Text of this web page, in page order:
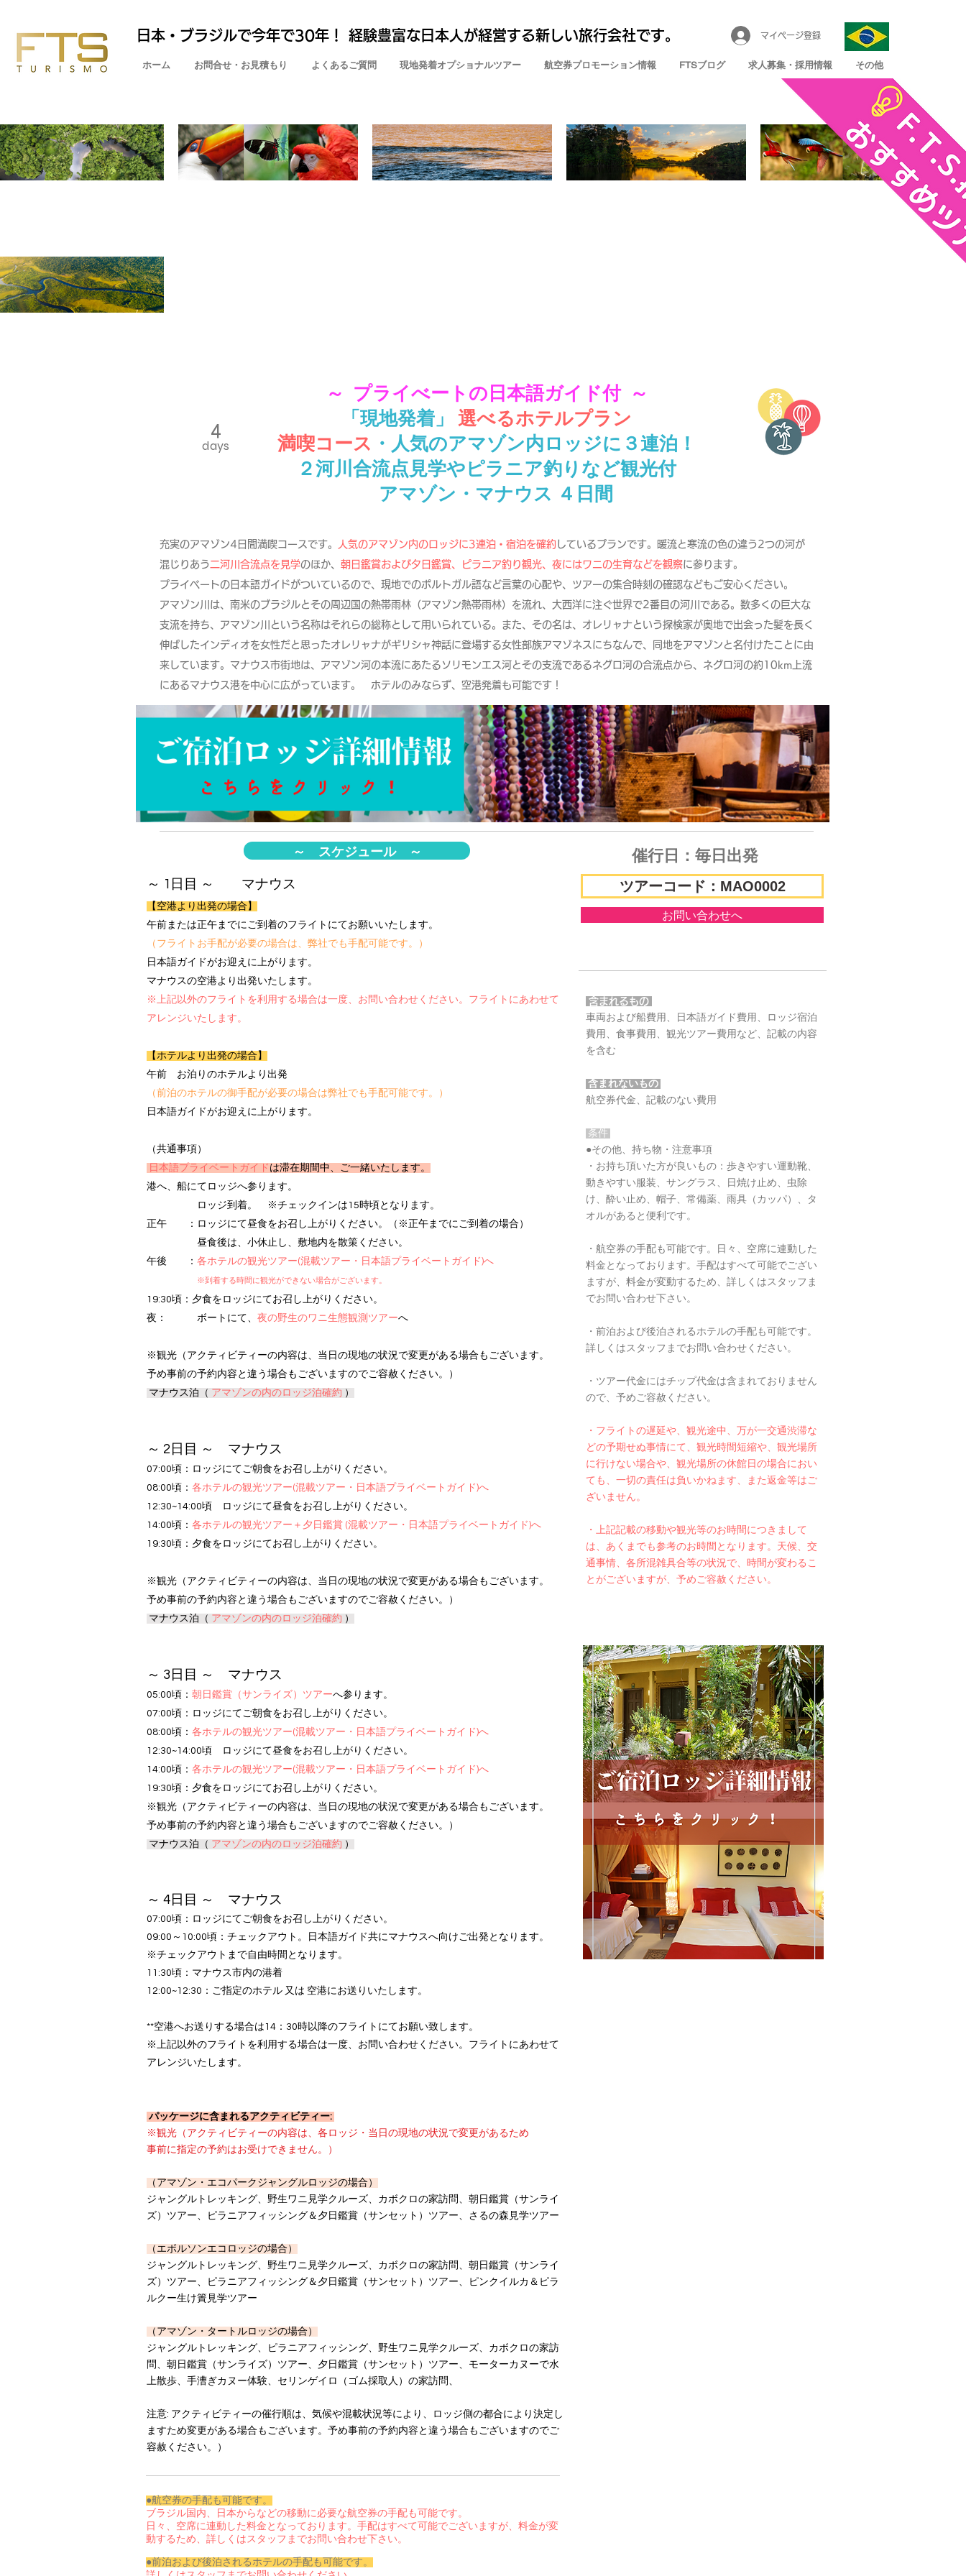
日本・ブラジルで今年で30年！ 経験豊富な日本人が経営する新しい旅行会社です。 マイページ登録
ホーム お問合せ・お見積もり よくあるご質問 現地発着オプショナルツアー 航空券プロモーション情報 FTSブログ 求人募集・採用情報 その他
～ プライべートの日本語ガイド付 ～
「現地発着」 選べるホテルプラン
満喫コース ・人気のアマゾン内ロッジに３連泊！
２河川合流点見学やピラニア釣りなど観光付
アマゾン・マナウス ４日間
4
days
充実のアマゾン4日間満喫コースです。 人気のアマゾン内のロッジに3連泊・宿泊を確約
しているプランです。暖流と寒流の色の違う2つの河が
混じりあう 二河川合流点を見学のほか、 朝日鑑賞および夕日鑑賞、ピラニア釣り観光、夜にはワニの生育などを観察に参ります。
プライベートの日本語ガイドがついているので、現地でのポルトガル語など言葉の心配や、ツアーの集合時刻の確認などもご安心ください。
アマゾン川は、 南米のブラジルとその周辺国の熱帯雨林 （アマゾン熱帯雨林）を流れ、 大西洋に注ぐ世界で2番目の河川 である。数多くの巨大な
支流を持ち、アマゾン川という名称はそれらの総称として用いられている。また、その名は、オレリャナという探検家が奥地で出会った髪を長く
伸ばしたインディオを女性だと思ったオレリャナがギリシャ神話に登場する女性部族アマゾネスにちなんで、同地をアマゾンと名付けたことに由
来しています。マナウス市街地は、アマゾン河の本流にあたるソリモンエス河とその支流であるネグロ河の合流点から、ネグロ河の約10km上流
にあるマナウス港を中心に広がっています。 ホテルのみならず、空港発着も可能です！
～ 1日目 ～ マナウス
【空港より出発の場合】
午前または正午までにご到着のフライトにてお願いいたします。
（フライトお手配が必要の場合は、弊社でも手配可能です。）
日本語ガイドがお迎えに上がります。
マナウスの空港より出発いたします。
※上記以外のフライトを利用する場合は一度、お問い合わせください。フライトにあわせて
アレンジいたします。
【ホテルより出発の場合】
午前 お泊りのホテルより出発
（前泊のホテルの御手配が必要の場合は弊社でも手配可能です。）
日本語ガイドがお迎えに上がります。
​（共通事項）
日本語プライベートガイド は滞在期間中、ご一緒いたします。
港へ、船にてロッジへ参ります。
ロッジ到着。 ※チェックインは15時頃となります。
正午 ：ロッジにて昼食をお召し上がりください。（※正午までにご到着の場合）
昼食後は、小休止し、敷地内を散策ください。
午後 ： 各ホテルの観光ツアー(混載ツアー・日本語プライベートガイド)へ
※到着する時間に観光ができない場合がございます。
19:30頃：夕食をロッジにてお召し上がりください。
夜： ボートにて、 夜の野生のワニ生態観測ツアーへ
※観光（アクティビティーの内容は、当日の現地の状況で変更がある場合もございます。
予め事前の予約内容と違う場合もございますのでご容赦ください。
）
マナウス泊（ アマゾンの内のロッジ泊確約 ）
～ 2日目 ～ マナウス
07:00頃：ロッジにてご朝食をお召し上がりください。
08:00頃： 各ホテルの観光ツアー(混載ツアー・日本語プライベートガイド)へ
12:30~14:00頃 ロッジにて昼食をお召し上がりください。
14:00頃： 各ホテルの観光ツアー＋夕日鑑賞 (混載ツアー・日本語プライベートガイド)へ
19:30頃：夕食をロッジにてお召し上がりください。
※観光（アクティビティーの内容は、当日の現地の状況で変更がある場合もございます。
予め事前の予約内容と違う場合もございますのでご容赦ください。
）
マナウス泊（ アマゾンの内のロッジ泊確約 ）
～ 3日目 ～ マナウス
05:00頃： 朝日鑑賞（サンライズ）ツアーへ参ります。
07:00頃：ロッジにてご朝食をお召し上がりください。
08:00頃： 各ホテルの観光ツアー(混載ツアー・日本語プライベートガイド)へ
12:30~14:00頃 ロッジにて昼食をお召し上がりください。
14:00頃： 各ホテルの観光ツアー(混載ツアー・日本語プライベートガイド)へ
19:30頃：夕食をロッジにてお召し上がりください。
※観光（アクティビティーの内容は、当日の現地の状況で変更がある場合もございます。
予め事前の予約内容と違う場合もございますのでご容赦ください。
）
マナウス泊（ アマゾンの内のロッジ泊確約 ）
～ 4 日目 ～ マナウス
07:00頃：ロッジにてご朝食をお召し上がりください。
09:00～10:00頃：チェックアウト。日本語ガイド共にマナウスへ向けご出発となります。
※チェックアウトまで自由時間となります。
11:30頃：マナウス市内の港着
12:00~12:30：ご指定のホテル 又は 空港にお送りいたします。
**空港へお送りする場合は14：30時以降のフライトにてお願い致します。
※上記以外のフライトを利用する場合は一度、お問い合わせください。フライトにあわせて
アレンジいたします。
パッケージに含まれるアクティビティー:
※観光（アクティビティーの内容は、各ロッジ・当日の現地の状況で変更があるため
事前に指定の予約はお受けできません。）
（アマゾン・エコパークジャングルロッジの場合）
ジャングルトレッキング、野生ワニ見学クルーズ、カボクロの家訪問、朝日鑑賞（サンライ
ズ）ツアー、ピラニアフィッシング＆夕日鑑賞（サンセット）ツアー、さるの森見学ツアー
（エボルソンエコロッジの場合）
ジャングルトレッキング、野生ワニ見学クルーズ、カボクロの家訪問、朝日鑑賞（サンライ
ズ）ツアー、ピラニアフィッシング＆夕日鑑賞（サンセット）ツアー、ピンクイルカ＆ピラ
ルクー生け簀見学ツアー
（アマゾン・タートルロッジの場合）
ジャングルトレッキング、ピラニアフィッシング、野生ワニ見学クルーズ、カボクロの家訪
問、朝日鑑賞（サンライズ）ツアー、夕日鑑賞（サンセット）ツアー、モーターカヌーで水
上散歩、手漕ぎカヌー体験、セリンゲイロ（ゴム採取人）の家訪問、
注意: アクティビティーの催行順は、気候や混載状況等により、ロッジ側の都合により決定し
ますため変更がある場合もございます。予め事前の予約内容と違う場合もございますのでご
容赦ください。
）
～ スケジュール ～ 催行日：​毎日出発
ツアーコード：MAO0002
お問い合わせへ
含まれるもの
車両および船費用、日本語ガイド費用、ロッジ宿泊
費用、食事費用、観光ツアー費用など、記載の内容
を含む
含まれないもの
航空券代金、記載のない費用
条件
●その他、持ち物・注意事項
・お持ち頂いた方が良いもの：歩きやすい運動靴、
動きやすい服装、サングラス、日焼け止め、虫除
け、酔い止め、帽子、常備薬、雨具（カッパ）、タ
オルがあると便利です。
・航空券の手配も可能です。日々、空席に連動した
料金となっております。手配はすべて可能でござい
ますが、料金が変動するため、詳しくはスタッフま
でお問い合わせ下さい。
・前泊および後泊されるホテルの手配も可能です。
詳しくはスタッフまでお問い合わせください。
・ツアー代金にはチップ代金は含まれておりません
ので、予めご容赦ください。
・フライトの遅延や、観光途中、万が一交通渋滞な
どの予期せぬ事情にて、観光時間短縮や、観光場所
に行けない場合や、観光場所の休館日の場合におい
ても、一切の責任は負いかねます、また返金等はご
ざいません。
​・上記記載の移動や観光等のお時間につきまして
は、あくまでも参考のお時間となります。天候、交
通事情、各所混雑具合等の状況で、時間が変わるこ
とがございますが、予めご容赦ください。
●航空券の手配も可能です。
ブラジル国内、日本からなどの移動に必要な航空券の手配も可能です。
日々、空席に連動した料金となっております。手配はすべて可能でございますが、料金が変
動するため、詳しくはスタッフまでお問い合わせ下さい。
●前泊および後泊されるホテルの手配も可能です。